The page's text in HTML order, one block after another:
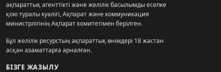
ақпараттық агенттікті және желілік басылымды есепке
қою туралы куәлігі, Ақпарат және коммуникация
министрлігінің Ақпарат комитетімен берілген.
Бұл желілік ресурстың ақпараттық өнімдері 18 жастан
асқан азаматтарға арналған.
БІЗГЕ ЖАЗЫЛУ